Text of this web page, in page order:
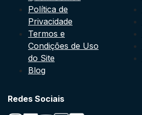
Política de
Privacidade
Termos e
Condições de Uso
do Site
Blog
Redes Sociais